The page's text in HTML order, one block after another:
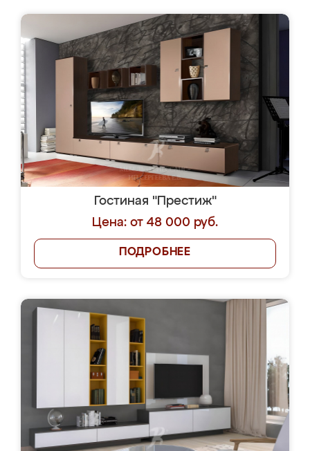
Гостиная "Престиж"
Цена: от 48 000 руб.
ПОДРОБНЕЕ